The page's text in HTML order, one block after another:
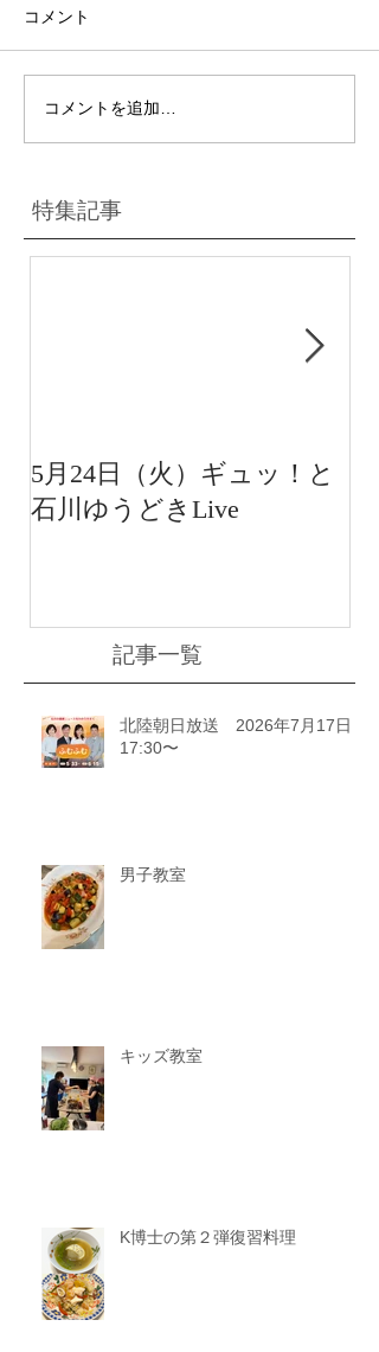
コメント
コメントを追加…
特集記事
5月24日（火）ギュッ！と
石川ゆうどきLive
記事一覧
北陸朝日放送 2026年7月17日
17:30〜
男子教室
キッズ教室
K博士の第２弾復習料理